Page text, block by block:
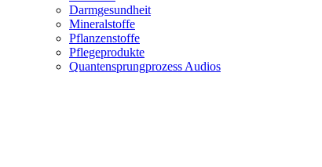
Darmgesundheit
Mineralstoffe
Pflanzenstoffe
Pflegeprodukte
Quantensprungprozess Audios